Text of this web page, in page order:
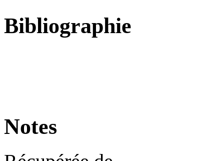
Bibliographie
Notes